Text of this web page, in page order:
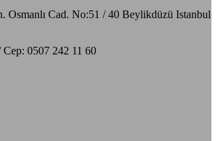
Osmanlı Cad. No:51 / 40 Beylikdüzü Istanbul
0507 242 11 60